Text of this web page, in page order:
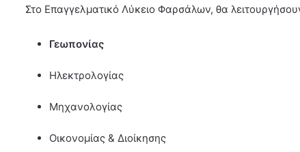
Στο Επαγγελματικό Λύκειο Φαρσάλων, θα
Γεωπονίας
Ηλεκτρολογίας
Μηχανολογίας
Οικονομίας & Διοίκησης